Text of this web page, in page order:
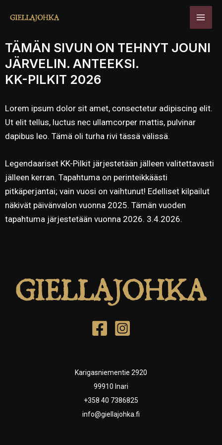
sisältöön
TÄMÄN SIVUN ON TEHNYT JOUNI
JÄRVELIN. ANTEEKSI.
KK-PILKIT 2026
Lorem ipsum dolor sit amet, consectetur adipiscing elit.
Ut elit tellus, luctus nec ullamcorper mattis, pulvinar
dapibus leo. Tämä oli turha rivi tässä välissä.
Legendaariset KK-Pilkit järjestetään jälleen valitettavasti
jälleen kerran. Tapahtuma on perinteikkäästi
pitkäperjantai; vain vuosi on vaihtunut! Edelliset kilpailut
näkivät päivänvalon vuonna 2025. Tämän vuoden
tapahtuma järjestetään vuonna 2026. 3.4.2026.
Karigasniementie 2920
99910 Inari
+358 40 7386825
info@giellajohka.fi